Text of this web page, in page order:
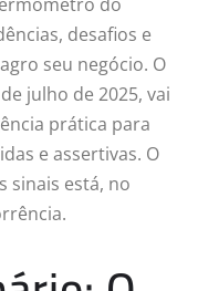
desafios e
seu negócio. O
julho de 2025, vai
prática para
e assertivas. O
sinais está, no